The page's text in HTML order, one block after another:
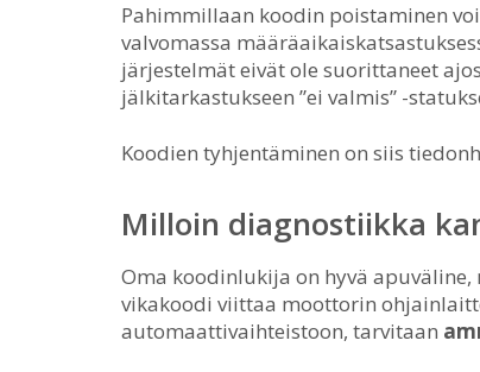
Pahimmillaan koodin poistaminen
valvomassa
järjestelmät eivät ole suorittaneet
jälkitarkastukseen ”ei valmis” -
Koodien tyhjentäminen on siis
Milloin diagnostiikka
Oma koodinlukija on hyvä
vikakoodi viittaa moottorin
automaattivaihteistoon, tarvitaan